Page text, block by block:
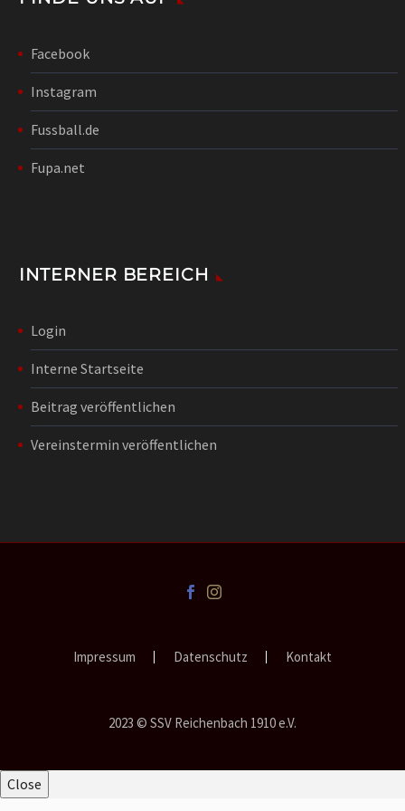
Facebook
Instagram
Fussball.de
Fupa.net
INTERNER BEREICH
Login
Interne Startseite
Beitrag veröffentlichen
Vereinstermin veröffentlichen
Impressum Datenschutz Kontakt
2023 © SSV Reichenbach 1910 e.V.
Close